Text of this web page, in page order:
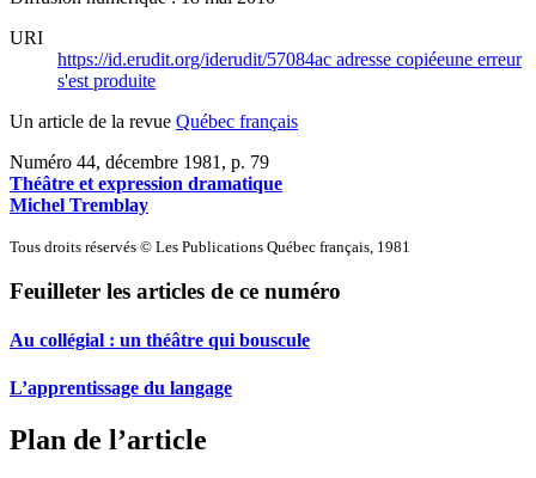
URI
https://id.erudit.org/iderudit/57084ac adresse copiéeune erreur
s'est produite
Un article de la revue Québec français
Numéro 44, décembre 1981 , p. 79
Théâtre et expression dramatique
Michel Tremblay
Tous droits réservés © Les Publications Québec français, 1981
Feuilleter les articles de ce numéro
Au collégial : un théâtre qui bouscule
L’apprentissage du langage
Plan de l’article